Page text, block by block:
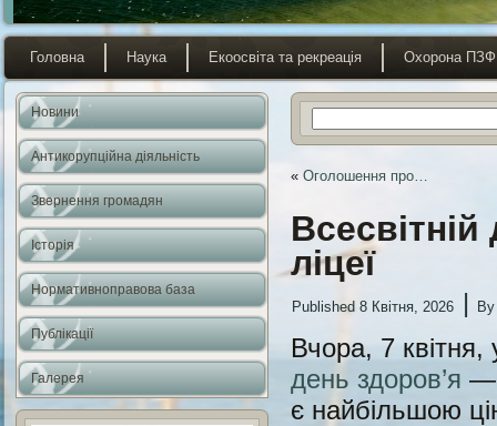
Головна Наука Екоосвіта та рекреація Охорона ПЗФ
Новини
Антикорупційна діяльність
Звернення громадян
Історія
Нормативноправова база
Публікації
Галерея
« Оголошення про…
ліцеї
Published 8 Квітня, 2026 | By
Вчора, 7 квітня,
день здоров’я —
є найбільшою